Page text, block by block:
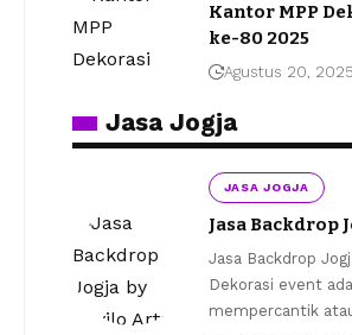
Kantor MPP
ke-80 2025
Agustus 20, 2025
Jasa Jogja
JASA JOGJA
Jasa Backdrop
Jasa Backdrop
Dekorasi event
mempercantik